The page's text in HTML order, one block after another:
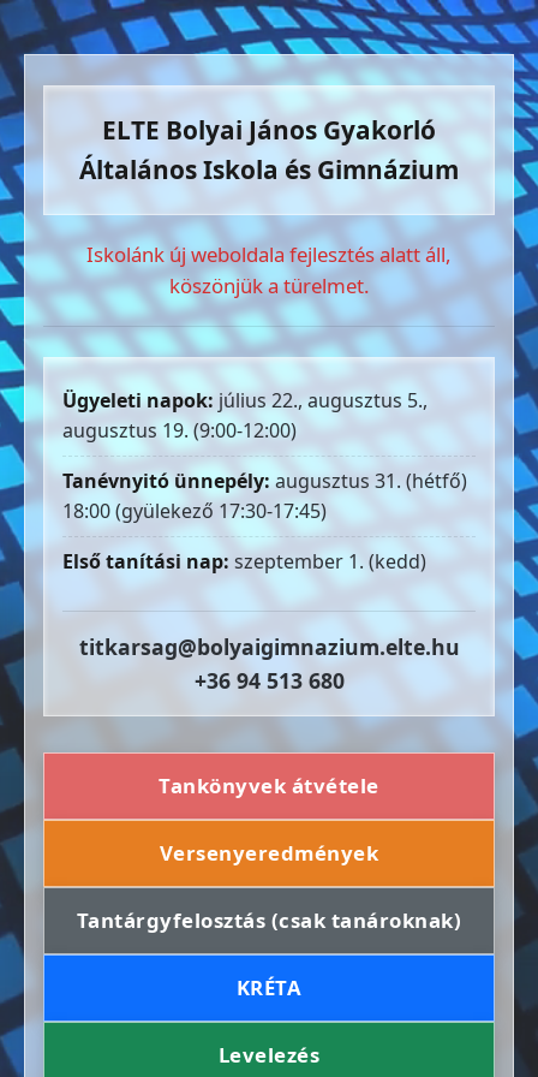
ELTE Bolyai János Gyakorló
Általános Iskola és Gimnázium
Iskolánk új weboldala fejlesztés alatt áll,
köszönjük a türelmet.
Ügyeleti napok: július 22., augusztus 5.,
augusztus 19. (9:00-12:00)
Tanévnyitó ünnepély: augusztus 31. (hétfő)
18:00 (gyülekező 17:30-17:45)
Első tanítási nap: szeptember 1. (kedd)
titkarsag@bolyaigimnazium.elte.hu
+36 94 513 680
Tankönyvek átvétele
Versenyeredmények
Tantárgyfelosztás (csak tanároknak)
KRÉTA
Levelezés